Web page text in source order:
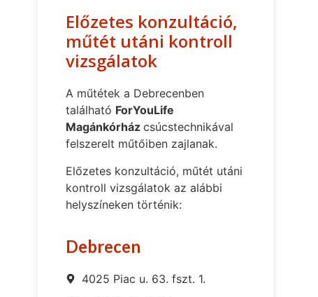
Előzetes konzultáció,
műtét utáni kontroll
vizsgálatok
A műtétek a Debrecenben
található ForYouLife
Magánkórház csúcstechnikával
felszerelt műtőiben zajlanak.
Előzetes konzultáció, műtét utáni
kontroll vizsgálatok az alábbi
helyszíneken történik:
Debrecen
4025 Piac u. 63. fszt. 1.